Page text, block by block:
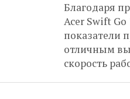
Благодаря
Acer Swift
показатели
отличным
скорость